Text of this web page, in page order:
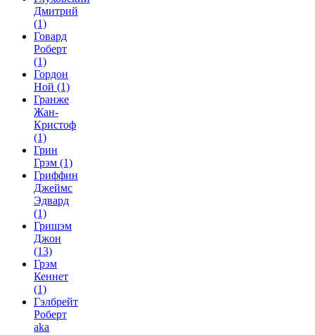
Дмитрий
(1)
Говард
Роберт
(1)
Гордон
Ной (1)
Гранже
Жан-
Кристоф
(1)
Грин
Грэм (1)
Гриффин
Джеймс
Эдвард
(1)
Гришэм
Джон
(13)
Грэм
Кеннет
(1)
Гэлбрейт
Роберт
aka